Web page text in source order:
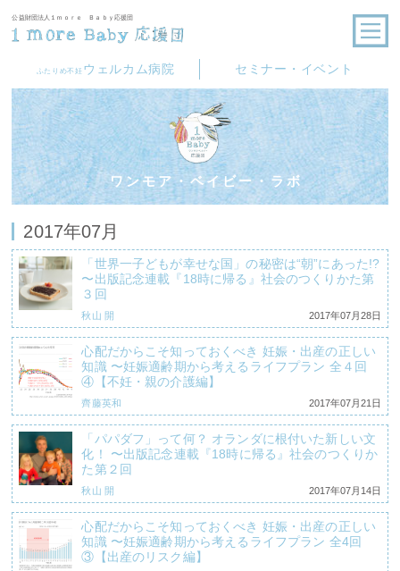
公益財団法人１ｍｏｒｅ Ｂａｂｙ応援団
ふたりめ不妊 ウェルカム病院 セミナー・イベント
ワンモア・ベイビー・ラボ
2017年07月
「世界一子どもが幸せな国」の秘密は“朝”にあった!?
〜出版記念連載『18時に帰る』社会のつくりかた第
３回
秋山 開 2017年07月28日
心配だからこそ知っておくべき 妊娠・出産の正しい
知識 〜妊娠適齢期から考えるライフプラン 全４回
④【不妊・親の介護編】
齊藤英和 2017年07月21日
「パパダフ」って何？ オランダに根付いた新しい文
化！ 〜出版記念連載『18時に帰る』社会のつくりか
た第２回
秋山 開 2017年07月14日
心配だからこそ知っておくべき 妊娠・出産の正しい
知識 〜妊娠適齢期から考えるライフプラン 全4回
③【出産のリスク編】